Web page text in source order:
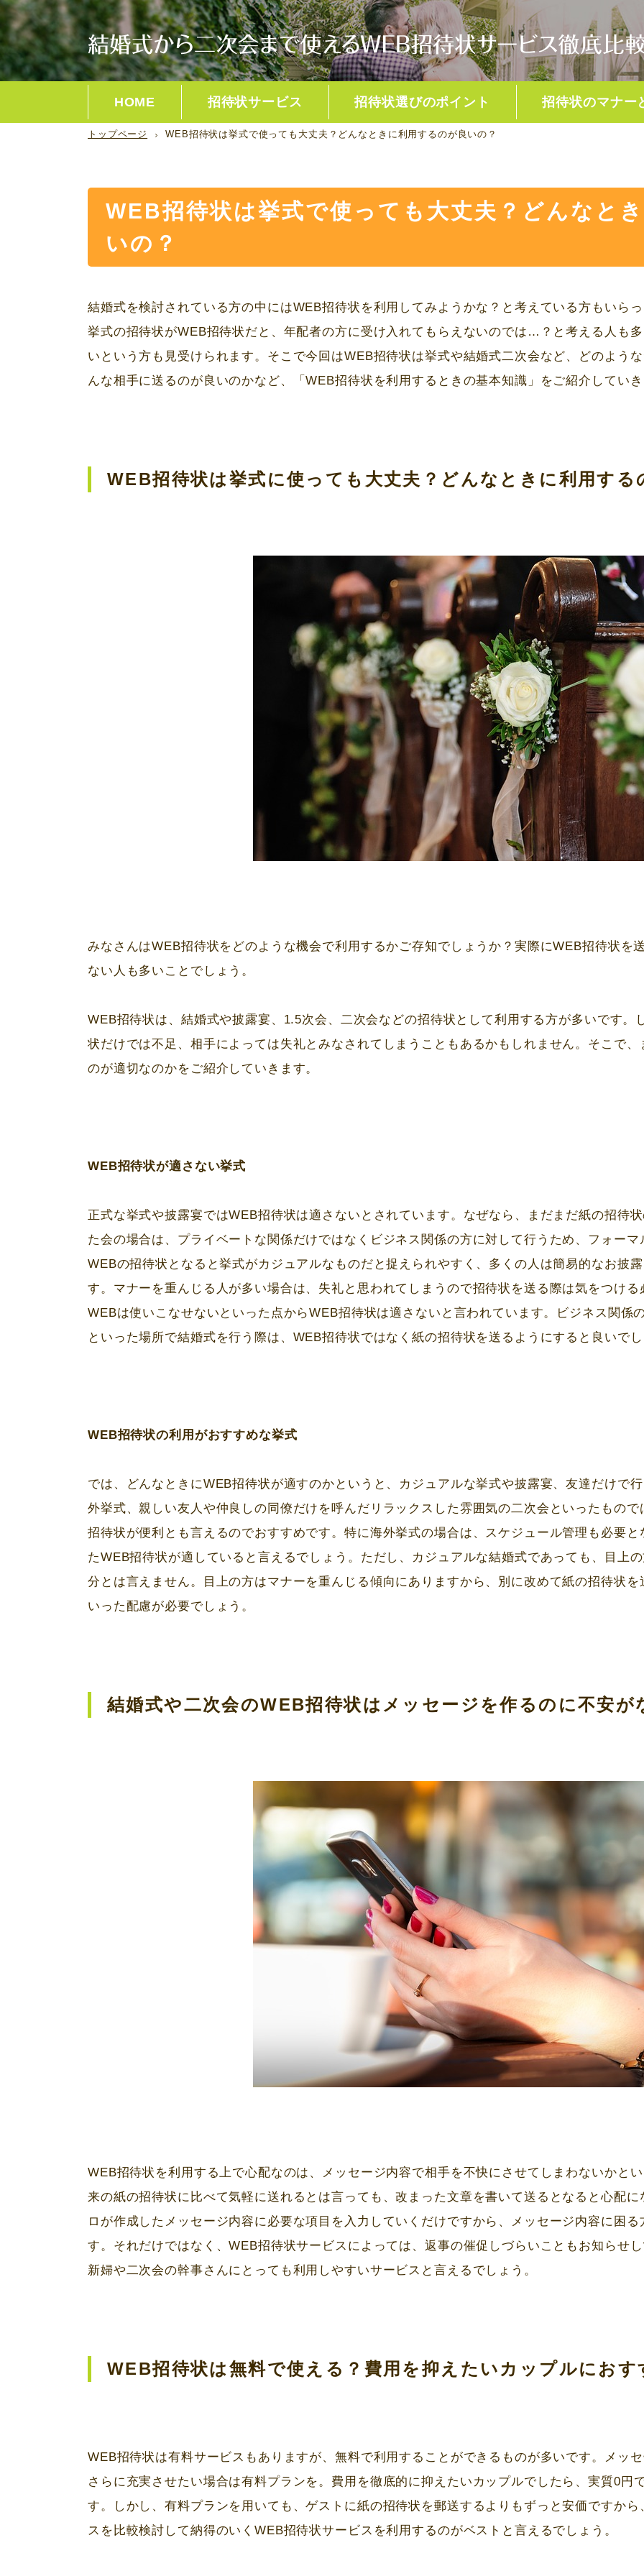
HOME 招待状サービス
楽々ウェブ招待状
ビルーチェ
招待状選びのポイント
受付名簿・出欠管理
招待状のマナー
トップページ WEB招待状は挙式で使っても大丈夫？どんなときに利用するのが良いの？
WEB招待状は挙式で使っても大丈夫？どんなと
いの？
結婚式を検討されている方の中にはWEB招待状を利用してみようかな？と考えている方もいら
挙式の招待状がWEB招待状だと、年配者の方に受け入れてもらえないのでは…？と考える人も
いという方も見受けられます。そこで今回はWEB招待状は挙式や結婚式二次会など、どのよう
んな相手に送るのが良いのかなど、「WEB招待状を利用するときの基本知識」をご紹介してい
WEB招待状は挙式に使っても大丈夫？どんなときに利用する
みなさんはWEB招待状をどのような機会で利用するかご存知でしょうか？実際にWEB招待状を
ない人も多いことでしょう。
WEB招待状は、結婚式や披露宴、 1.5次会、二次会などの招待状として利用する方が多いです。
状だけでは不足、相手によっては失礼とみなされてしまうこともあるかもしれません。そこで、
のが適切なのかをご紹介していきます。
WEB招待状が適さない挙式
正式な挙式や披露宴ではWEB招待状は適さないとされています。なぜなら、まだまだ紙の招待
た会の場合は、プライベートな関係だけではなくビジネス関係の方に対して行うため、フォー
WEBの招待状となると挙式がカジュアルなものだと捉えられやすく、多くの人は簡易的なお披
す。マナーを重んじる人が多い場合は、失礼と思われてしまうので招待状を送る際は気をつけ
WEBは使いこなせないといった点からWEB招待状は適さないと言われています。ビジネス関係
といった場所で結婚式を行う際は、 WEB招待状ではなく紙の招待状を送るようにすると良いで
WEB招待状の利用がおすすめな挙式
では、どんなときにWEB招待状が適すのかというと、カジュアルな挙式や披露宴、友達だけで
外挙式、親しい友人や仲良しの同僚だけを呼んだリラックスした雰囲気の二次会といったもの
招待状が便利とも言えるのでおすすめです。特に海外挙式の場合は、スケジュール管理も必要
たWEB招待状が適していると言えるでしょう。ただし、カジュアルな結婚式であっても、目上
分とは言えません。目上の方はマナーを重んじる傾向にありますから、別に改めて紙の招待状
いった配慮が必要でしょう。
結婚式や二次会のWEB招待状はメッセージを作るのに不安が
WEB招待状を利用する上で心配なのは、メッセージ内容で相手を不快にさせてしまわないかと
来の紙の招待状に比べて気軽に送れるとは言っても、改まった文章を書いて送るとなると心配
ロが作成したメッセージ内容に必要な項目を入力していくだけですから、メッセージ内容に困
す。それだけではなく、WEB招待状サービスによっては、返事の催促しづらいこともお知らせ
新婦や二次会の幹事さんにとっても利用しやすいサービスと言えるでしょう。
WEB招待状は無料で使える？費用を抑えたいカップルにおす
WEB招待状は有料サービスもありますが、無料で利用することができるものが多いです。メッ
さらに充実させたい場合は有料プランを。費用を徹底的に抑えたいカップルでしたら、実質0 円
す。しかし、有料プランを用いても、ゲストに紙の招待状を郵送するよりもずっと安価ですか
スを比較検討して納得のいくWEB招待状サービスを利用するのがベストと言えるでしょう。